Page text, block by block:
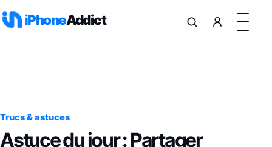
iPhoneAddict
Trucs & astuces
Astuce du jour : Partager